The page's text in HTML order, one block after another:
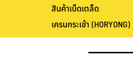
สินค้าเบ็ดเตล็ด
เครนกระเช้า (HORYONG)